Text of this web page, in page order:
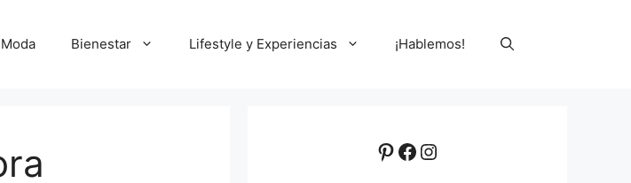
Moda Bienestar Lifestyle y Experiencias ¡Hablemos!
Pinterest
Facebook
Instagram